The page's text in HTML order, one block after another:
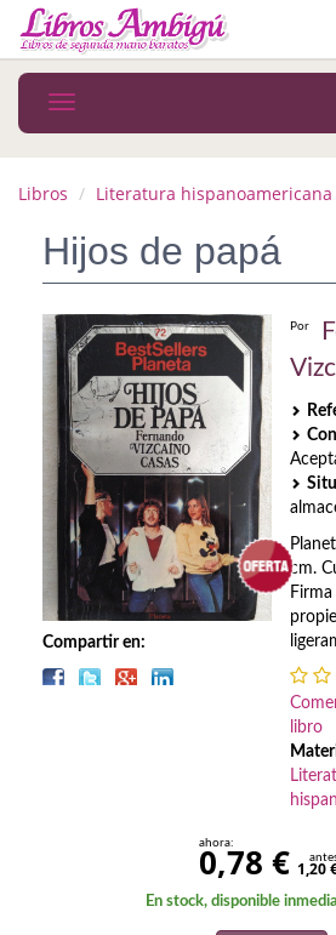
MENÚ PRINCIPAL
Novedades
MATERIAS
Astrología. Ocultismo
Autoayuda. Conocimiento personal
Autoayuda. Crecimiento personal
Biografía
Biografías
Ciencia ficción
Cine
Toggle
navigation
Libros Literatura hispanoamericana
Hijos de papá
Compartir en:
Por
cm.
libro
ahora:
0,78 € 1,20
En stock, disponible